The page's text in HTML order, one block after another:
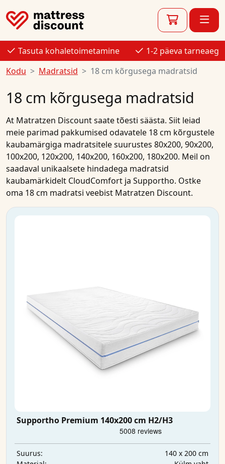
Tasuta kohaletoimetamine
1-2 päeva tarneaeg
Kodu
Madratsid 18 cm kõrgusega madratsid
18 cm kõrgusega madratsid
At Matratzen Discountsaate tõesti säästa. Siit leiad
meie parimad pakkumised odavatele 18 cm kõrgustele
kaubamärgiga madratsitelesuurustes 80x200, 90x200,
100x200, 120x200, 140x200, 160x200, 180x200. Meil on
saadaval unikaalsete hindadega madratsid
kaubamärkidelt CloudComfort ja Supportho. Ostke
oma 18 cm madratsi veebist Matratzen Discount.
Supportho Premium 140x200 cm H2/H3
Suurus:
140 x 200 cm